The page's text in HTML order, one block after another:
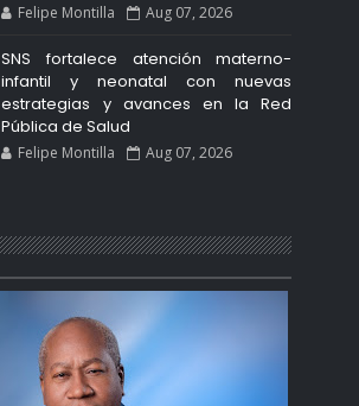
Felipe Montilla Aug 07, 2026
SNS fortalece atención materno-
infantil y neonatal con nuevas
estrategias y avances en la Red
Pública de Salud
Felipe Montilla Aug 07, 2026